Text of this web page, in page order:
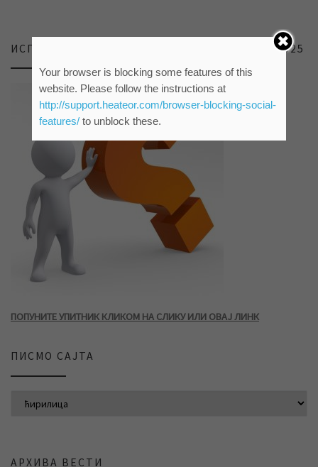
ИСПИТИВАЊЕ ЗАДОВОЉСТВА КОРИСНИКА 2025
ПОПУНИТЕ УПИТНИК КЛИКОМ НА СЛИКУ ИЛИ ОВАЈ ЛИНК
ПИСМО САЈТА
АРХИВА ВЕСТИ
Your browser is blocking some features of this
website. Please follow the instructions at
http://support.heateor.com/browser-blocking-social-
features/to unblock these.